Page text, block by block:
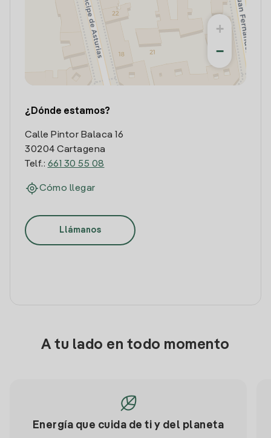
+
−
¿Dónde estamos?
Calle Pintor Balaca 16
30204 Cartagena
Telf.: 661 30 55 08
Cómo llegar
Llámanos
A tu lado en todo momento
Energía que cuida de ti y del planeta